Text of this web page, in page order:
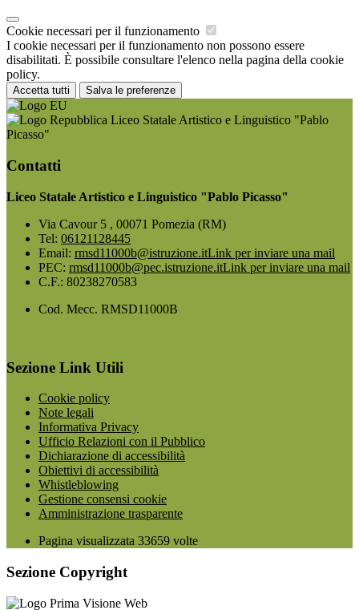
Cookie necessari per il funzionamento
I cookie necessari per il funzionamento non possono essere
disabilitati. È possibile consultare l'elenco nella pagina della cookie
policy.
Accetta tutti Salva le preferenze
Liceo Statale Artistico e Linguistico "Pablo
Picasso"
Contatti
Liceo Statale Artistico e Linguistico "Pablo Picasso"
Via Cavour 5 , 00071 Pomezia (RM)
Tel: 06121128445
Email: rmsd11000b@istruzione.itLink per inviare una mail
PEC: rmsd11000b@pec.istruzione.itLink per inviare una mail
C.F.: 80238270583
Cod. Mecc. RMSD11000B
Sezione Link Utili
Cookie policy
Note legali
Informativa Privacy
Ufficio Relazioni con il Pubblico
Dichiarazione di accessibilità
Obiettivi di accessibilità
Whistleblowing
Gestione consensi cookie
Amministrazione trasparente
Pagina visualizzata 33659 volte
Sezione Copyright